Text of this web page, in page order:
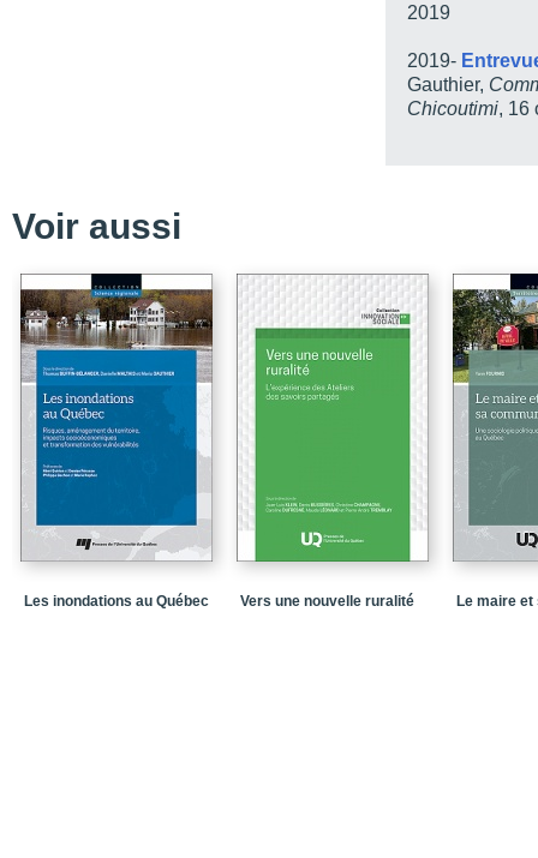
Chapitre 3 - La
Conclusion
Chapitre 6 - Le levier
Conclusion
Chapitre 7 - Le levier
Chapitre 8 - Le levier
Conclusion
Chapitre 9 - Le levier
2019
2019-
Gauthier,
Chicoutimi, 16
Voir aussi
Les inondations au Québec Vers une nouvelle ruralité Le maire